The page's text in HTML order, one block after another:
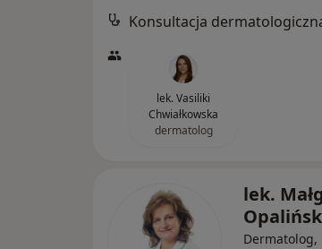
Konsultacja
lek. Vasiliki
Chwiałkowska
dermatolog
lek.
Dermatolog,